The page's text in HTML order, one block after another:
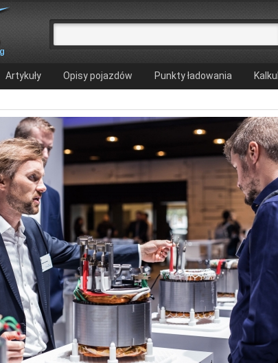
Artykuły Opisy pojazdów Punkty ładowania